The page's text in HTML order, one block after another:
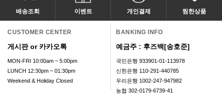
배송조회 이벤트 개인결제 찜한상품
CUSTOMER CENTER
게시판 or 카카오톡
MON-FRI 10:00am ~ 5:00pm
LUNCH 12:30pm ~ 01:30pm
Weekend & Holiday Closed
BANKING INFO
예금주 : 후즈백[송호준]
국민은행 933901-01-113978
신한은행 110-291-440785
우리은행 1002-247-947982
농협 302-0179-6739-41